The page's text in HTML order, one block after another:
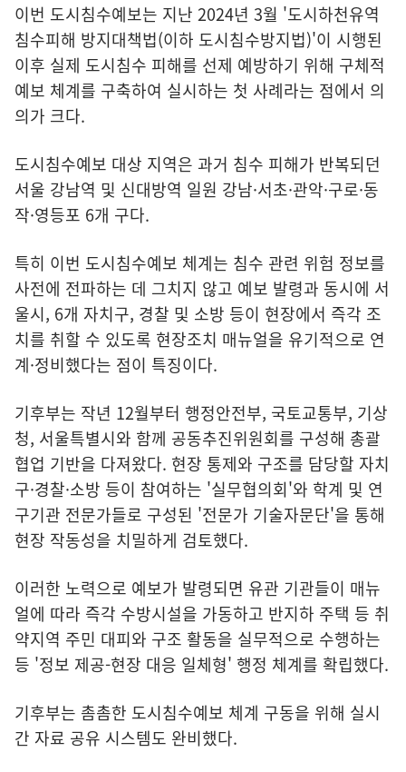
이번 도시침수예보는 지난 2024년 3월 '도시하천유역
침수피해 방지대책법(이하 도시침수방지법)'이 시행된
이후 실제 도시침수 피해를 선제 예방하기 위해 구체적
예보 체계를 구축하여 실시하는 첫 사례라는 점에서 의
의가 크다.
도시침수예보 대상 지역은 과거 침수 피해가 반복되던
서울 강남역 및 신대방역 일원 강남·서초·관악·구로·동
작·영등포 6개 구다.
특히 이번 도시침수예보 체계는 침수 관련 위험 정보를
사전에 전파하는 데 그치지 않고 예보 발령과 동시에 서
울시, 6개 자치구, 경찰 및 소방 등이 현장에서 즉각 조
치를 취할 수 있도록 현장조치 매뉴얼을 유기적으로 연
계·정비했다는 점이 특징이다.
기후부는 작년 12월부터 행정안전부, 국토교통부, 기상
청, 서울특별시와 함께 공동추진위원회를 구성해 총괄
협업 기반을 다져왔다. 현장 통제와 구조를 담당할 자치
구·경찰·소방 등이 참여하는 '실무협의회'와 학계 및 연
구기관 전문가들로 구성된 '전문가 기술자문단'을 통해
현장 작동성을 치밀하게 검토했다.
이러한 노력으로 예보가 발령되면 유관 기관들이 매뉴
얼에 따라 즉각 수방시설을 가동하고 반지하 주택 등 취
약지역 주민 대피와 구조 활동을 실무적으로 수행하는
등 '정보 제공-현장 대응 일체형' 행정 체계를 확립했다.
기후부는 촘촘한 도시침수예보 체계 구동을 위해 실시
간 자료 공유 시스템도 완비했다.